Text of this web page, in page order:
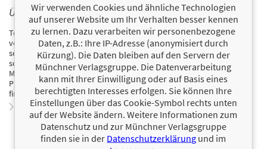
ÜBER TOBIAS JOST
Tobias Jost, besser bekannt als Der Karriereguru, ist Gründer
verschiedener Start-ups und erfolgreicher Social Media Creator. In
seinen Videos setzt er sich mit den Themen Berufswahl, Karrierestart
sowie Glück und Erfolg im Job auseinander. Mit seinem ersten Buch
Mission Traumjob will er Schüler:innen, Studierende, Young
Professionals und Berufstätige dabei unterstützen, ihre Berufung zu
finden. Tobias Jost lebt in München.
Zum Profil von Tobias Jost
Wir verwenden Cookies und ähnliche Technologien
auf unserer Website um Ihr Verhalten besser kennen
zu lernen. Dazu verarbeiten wir personenbezogene
Daten, z.B.: Ihre IP-Adresse (anonymisiert durch
Kürzung). Die Daten bleiben auf den Servern der
Münchner Verlagsgruppe. Die Datenverarbeitung
kann mit Ihrer Einwilligung oder auf Basis eines
berechtigten Interesses erfolgen. Sie können Ihre
Einstellungen über das Cookie-Symbol rechts unten
auf der Website ändern. Weitere Informationen zum
Datenschutz und zur Münchner Verlagsgruppe
finden sie in der Datenschutzerklärung und im